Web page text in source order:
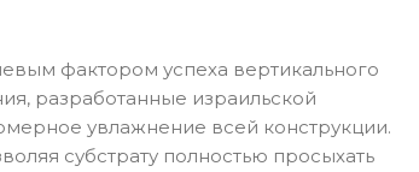
фактором успеха вертикального
разработанные израильской
увлажнение всей конструкции.
субстрату полностью просыхать